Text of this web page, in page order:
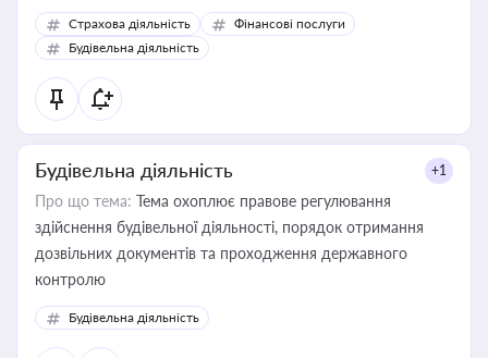
корисне для власника бізнесу, керівника, юриста або
бухгалтера під час оподаткування, приватизації, оренди
державного майна, корпоративних угод і перевірки
статусу суб'єктів оціночної діяльності
Страхова діяльність
Фінансові послуги
Будівельна діяльність
Будівельна діяльність +1
Про що тема: Тема охоплює правове регулювання
здійснення будівельної діяльності, порядок отримання
дозвільних документів та проходження державного
контролю
Будівельна діяльність